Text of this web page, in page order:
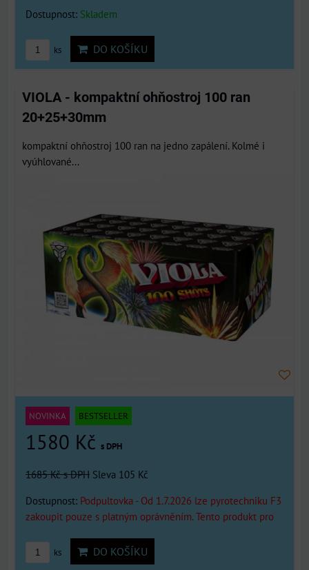
Dostupnost: Skladem
ks DO KOŠÍKU
VIOLA - kompaktní ohňostroj 100 ran
20+25+30mm
kompaktní ohňostroj 100 ran na jedno zapálení. Kolmé i
vyúhlované...
NOVINKA BESTSELLER
1580 Kč s DPH
1685 Kčs DPH Sleva 105 Kč
Dostupnost: Podpultovka - Od 1.7.2026 lze pyrotechniku F3
zakoupit pouze s platným oprávněním. Tento produkt pro
ks DO KOŠÍKU